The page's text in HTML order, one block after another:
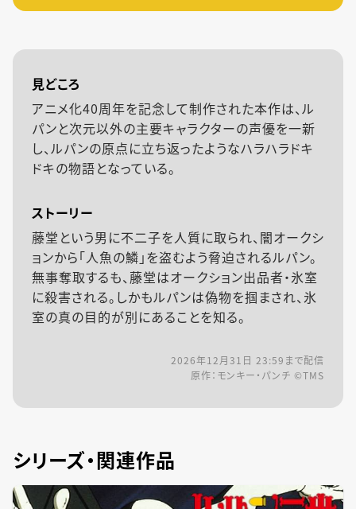
見どころ
アニメ化40周年を記念して制作された本作は、ル
パンと次元以外の主要キャラクターの声優を一新
し、ルパンの原点に立ち返ったようなハラハラドキ
ドキの物語となっている。
ストーリー
藤堂という男に不二子を人質に取られ、闇オークシ
ョンから「人魚の鱗」を盗むよう脅迫されるルパン。
無事奪取するも、藤堂はオークション出品者・氷室
に殺害される。しかもルパンは偽物を掴まされ、氷
室の真の目的が別にあることを知る。
2026年12月31日 23:59 まで配信
原作：モンキー・パンチ ©TMS
シリーズ・関連作品